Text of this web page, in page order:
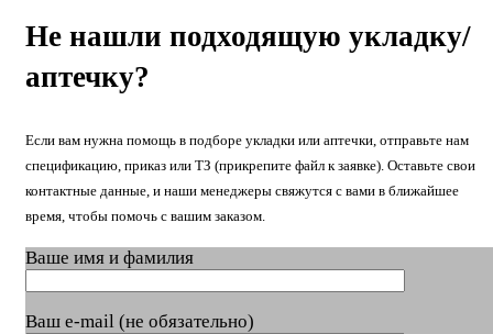
Не нашли подходящую укладку/
аптечку?
Если вам нужна помощь в подборе укладки или аптечки, отправьте нам
спецификацию, приказ или ТЗ (прикрепите файл к заявке). Оставьте свои
контактные данные, и наши менеджеры свяжутся с вами в ближайшее
время, чтобы помочь с вашим заказом.
Ваше имя и фамилия
Ваш e-mail (не обязательно)